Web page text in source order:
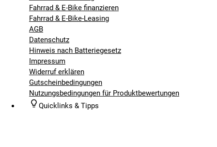
Fahrrad & E-Bike finanzieren
Fahrrad & E-Bike-Leasing
AGB
Datenschutz
Hinweis nach Batteriegesetz
Impressum
Widerruf erklären
Gutscheinbedingungen
Nutzungsbedingungen für Produktbewertungen
Quicklinks & Tipps